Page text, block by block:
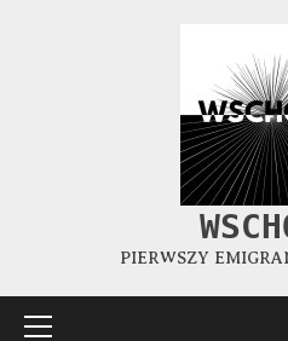
PIERWSZY